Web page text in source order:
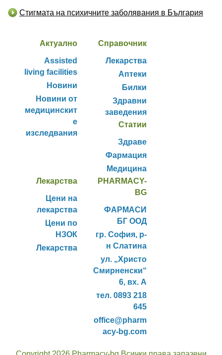
Стигмата на психичните заболявания в България
Актуално
Assisted
living facilities
Новини
Новини от
медицинскит
е
изследвания
Справочник
Лекарства
Аптеки
Билки
Здравни
заведения
Статии
Здраве
Фармация
Медицина
Лекарства
Цени на
лекарства
Цени по
НЗОК
Лекарства
PHARMACY-
BG
ФАРМАСИ
БГ ООД
гр. София, р-
н Слатина
ул. „Христо
Смирненски“
6, вх. А
тел. 0893 218
645
office@pharm
acy-bg.com